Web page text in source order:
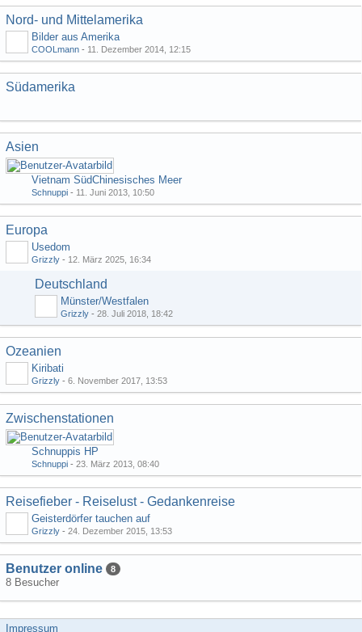
Nord- und Mittelamerika
Bilder aus Amerika
COOLmann - 11. Dezember 2014, 12:15
Südamerika
Asien
Vietnam SüdChinesisches Meer
Schnuppi - 11. Juni 2013, 10:50
Europa
Usedom
Grizzly - 12. März 2025, 16:34
Deutschland
Münster/Westfalen
Grizzly - 28. Juli 2018, 18:42
Ozeanien
Kiribati
Grizzly - 6. November 2017, 13:53
Zwischenstationen
Schnuppis HP
Schnuppi - 23. März 2013, 08:40
Reisefieber - Reiselust - Gedankenreise
Geisterdörfer tauchen auf
Grizzly - 24. Dezember 2015, 13:53
Benutzer online 8
8 Besucher
Impressum